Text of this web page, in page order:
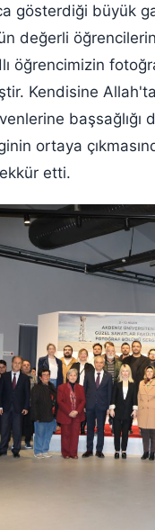
gösterdiği büyük
değerli
öğrencimizin
Kendisine
başsağlığı
ortaya
etti.